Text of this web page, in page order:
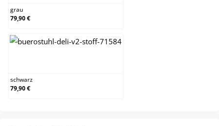
grau
79,90 €
schwarz
79,90 €